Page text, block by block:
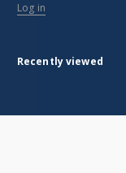
Log in
Recently viewed